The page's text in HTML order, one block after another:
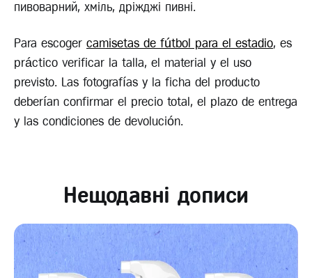
пивоварний, хміль, дріжджі пивні.
Para escoger camisetas de fútbol para el estadio, es
práctico verificar la talla, el material y el uso
previsto. Las fotografías y la ficha del producto
deberían confirmar el precio total, el plazo de entrega
y las condiciones de devolución.
Нещодавні дописи